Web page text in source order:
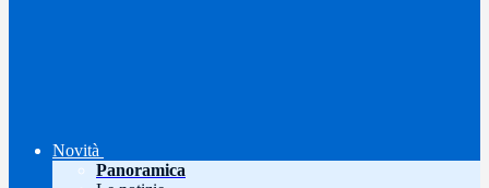
Novità
Panoramica